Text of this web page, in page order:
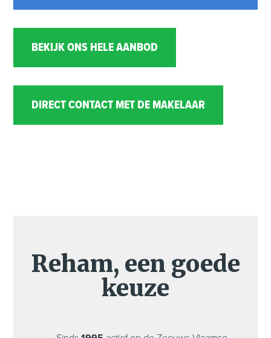
BEKIJK ONS HELE AANBOD
DIRECT CONTACT MET DE MAKELAAR
Reham, een goede
keuze